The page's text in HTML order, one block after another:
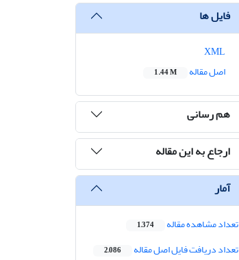
فایل ها
اصل مقاله
1.44 M
هم رسانی
ارجاع به این مقاله
آمار
تعداد مشاهده مقاله 1,374
تعداد دریافت فایل اصل مقاله 2,086